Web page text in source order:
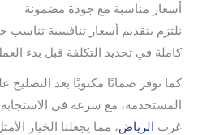
أسعار مناسبة مع جودة مضمونة
نلتزم بتقديم أسعار تنافسية تناسب
كاملة في تحديد التكلفة قبل بدء
كما نوفر ضمانًا مكتوبًا بعد التصليح
المستخدمة، مع سرعة في
غرب
الرياض، مما يجعلنا الخيار